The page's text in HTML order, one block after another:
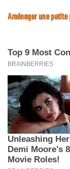
Aménager une